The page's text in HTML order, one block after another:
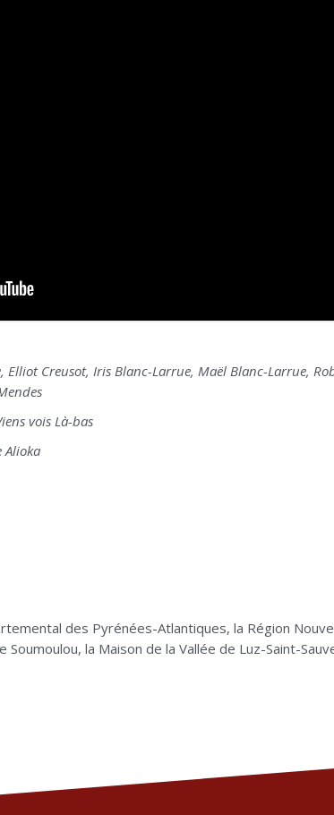
Elliot Creusot, Iris Blanc-Larrue, Maël Blanc-Larrue,
vois Là-bas
Alioka
des Pyrénées-Atlantiques, la Région
la Maison de la Vallée de Luz-Saint-